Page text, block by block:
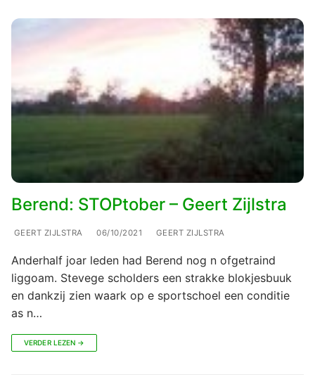
Berend: STOPtober – Geert Zijlstra
GEERT ZIJLSTRA 06/10/2021 GEERT ZIJLSTRA
Anderhalf joar leden had Berend nog n ofgetraind
liggoam. Stevege scholders een strakke blokjesbuuk
en dankzij zien waark op e sportschoel een conditie
as n…
VERDER LEZEN →